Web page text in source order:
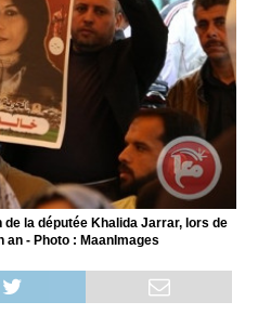
la députée Khalida Jarrar, lors de
- Photo : MaanImages